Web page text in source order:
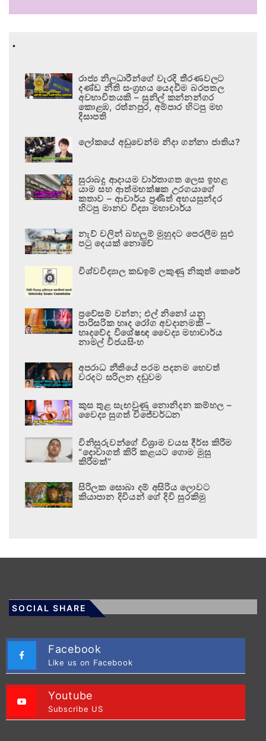
.
රාජ්‍ය නිලධාරීන්ගේ වැරදි තීරණවලට
දණ්ඩ නීති සංග්‍රහය යෙදවීම බරපතල
අවභාවිතයකි – සුනිල් කන්නන්ගර
කොළඹ, රත්නපුර, අම්පාර හිටපු මහ
දිසාපති
ලෝකයේ අඩුවෙන්ම නිදා ගන්නා ජාතිය?
සුරාබදු ආදායම වාර්තාගත ලෙස ඉහළ
යාම සහ ආත්මභක්ෂක උරගයාගේ
කතාව – ආචාර්ය ප්‍රණීත් අභයසුන්දර
හිටපු මානව විද්‍යා මහාචාර්ය
නැව් වලින් බහලුම් මුහුදට පෙරලීම සුළු
පටු දෙයක් නොවේ
විශ්වවිද්‍යාල කඩඉම් ලකුණු නිකුත් කෙරේ
ප්‍රවේසම් වන්න; එල් නිනෝ යනු
පාරිසරික හෘද රෝග අවදානමකි –
හෘදවේද විශේෂඥ වෛද්‍ය මහාචාර්ය
නාමල් විජයසිංහ
අපරාධ නීතියේ පරම පදනම හෙවත්
වරදට සරිලන දඬුවම
කුස තුළ සැඟවුණු නොනිදන කම්හල –
වෛද්‍ය සුගත් විජේවර්ධන
විනිසුරුවන්ගේ විශ්‍රාම වයස දීර්ඝ කිරීම
“දොවාගත් කිරි කළයට ගොම මුසු
කිරීමක්”
සිරිලක සොබා දම් අසිරිය ලොවට
කියාපාන දිවියන් ගේ දිවි සුරකිමු
SOCIAL SHARE
Facebook
Like us on Facebook
Youtube
Subscribe US